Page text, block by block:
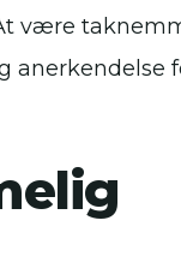
være
anerkendelse